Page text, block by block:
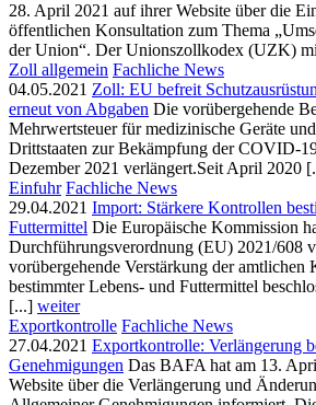
28. April 2021 auf ihrer Website über die
öffentlichen Konsultation zum Thema
der Union“. Der Unionszollkodex (UZK)
Zoll allgemein Fachliche News
04.05.2021 Zoll: EU befreit
erneut von Abgaben Die vorübergehende
Mehrwertsteuer für medizinische Geräte
Drittstaaten zur Bekämpfung der COVID-
Dezember 2021 verlängert.Seit April 2020
Einfuhr Fachliche News
29.04.2021 Import: Stärkere Kontrollen
Futtermittel Die Europäische Kommission
Durchführungsverordnung (EU) 2021/608
vorübergehende Verstärkung der
bestimmter Lebens- und Futtermittel
[...] weiter
Exportkontrolle Fachliche News
27.04.2021 Exportkontrolle: Verlängerung
Genehmigungen Das BAFA hat am 13.
Website über die Verlängerung und